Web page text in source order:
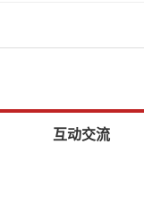
互动交流